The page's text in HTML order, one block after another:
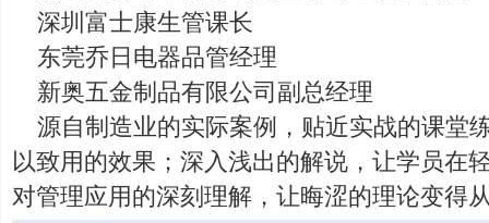
深圳富士康生管课长
东莞乔日电器品管经理
新奥五金制品有限公司副总经理
源自制造业的实际案例，贴近实战的课堂
以致用的效果；深入浅出的解说，让学员在
对管理应用的深刻理解，让晦涩的理论变得